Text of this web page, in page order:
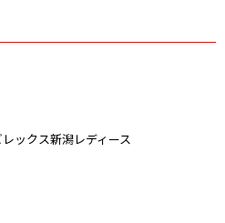
ックス新潟レディース